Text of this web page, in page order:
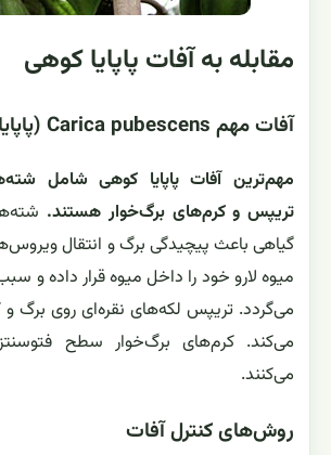
مقابله به آفات پاپایا کوهی
آفات مهم Carica pubescens (پاپایا کوهی)